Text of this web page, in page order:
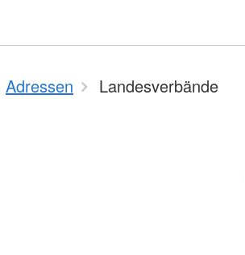
Adressen Landesverbände